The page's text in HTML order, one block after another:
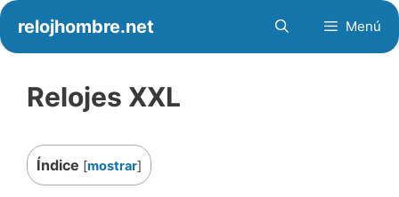
Saltar
al
contenido
relojhombre.net Menú
Relojes XXL
Índice [mostrar]